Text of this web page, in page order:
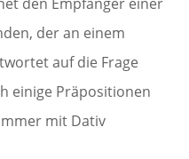
der an einem
auf die Frage
einige Präpositionen
immer mit Dativ